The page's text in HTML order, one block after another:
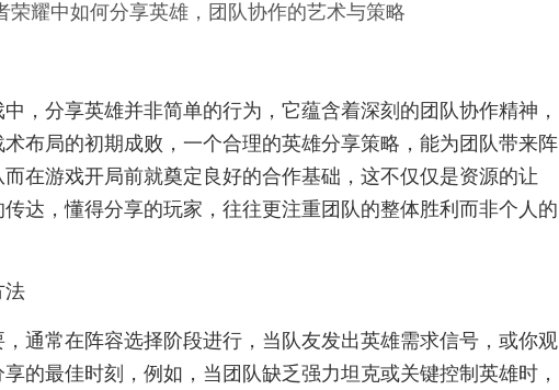
荣耀中如何分享英雄，团队协作的艺术与策略
，分享英雄并非简单的行为，它蕴含着深刻的团队协作精神，
布局的初期成败，一个合理的英雄分享策略，能为团队带来阵
在游戏开局前就奠定良好的合作基础，这不仅仅是资源的让
达，懂得分享的玩家，往往更注重团队的整体胜利而非个人的
法
通常在阵容选择阶段进行，当队友发出英雄需求信号，或你观
的最佳时刻，例如，当团队缺乏强力坦克或关键控制英雄时，